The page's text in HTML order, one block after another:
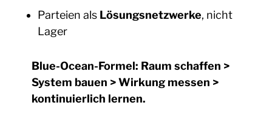
Parteien als Lösungsnetzwerke, nicht
Lager
Blue-Ocean-Formel: Raum schaffen >
System bauen > Wirkung messen >
kontinuierlich lernen.